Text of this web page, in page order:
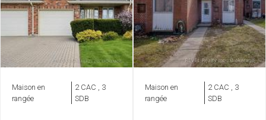
Maison en
rangée
2 CAC , 3
SDB
Maison en
rangée
2 CAC , 3
SDB